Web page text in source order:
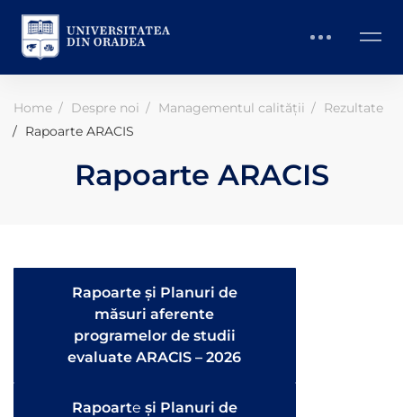
Home Despre noi Managementul calității
Rezultate
Rapoarte ARACIS
Rapoarte ARACIS
Rapoarte și Planuri de
măsuri aferente
programelor de studii
evaluate ARACIS – 2026
Rapoarte și Planuri de